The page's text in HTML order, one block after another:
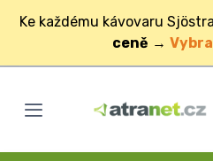
Ke každému kávovaru
ceně →